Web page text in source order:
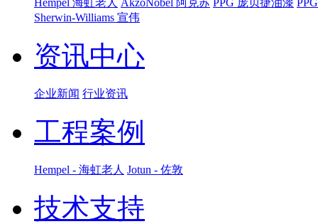
Hempel 海虹老人 AkzoNobel 阿克苏 PPG 庞贝捷油漆
Sherwin-Williams 宣伟
资讯中心
企业新闻 行业资讯
工程案例
Hempel - 海虹老人 Jotun - 佐敦
技术支持